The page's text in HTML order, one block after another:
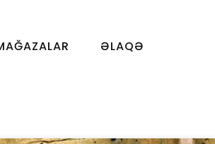
ƏLAQƏ